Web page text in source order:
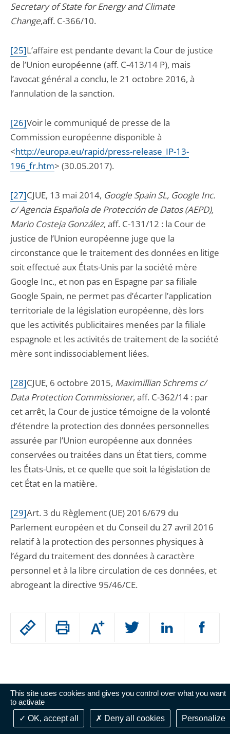
This site uses cookies and gives you control over what you want
to activate
OK, accept all
Deny all cookies Personalize
Passer
pour
arriver
après
Augmenter
ou
de
l'article
pour
Secretary of State for Energy and Climate
Change,aff. C-366/10.
[25]L’affaire est pendante devant la Cour de justice
de l’Union européenne (aff. C-413/14 P), mais
l’avocat général a conclu, le 21 octobre 2016, à
l’annulation de la sanction.
[26]Voir le communiqué de presse de la
Commission européenne disponible à
<http://europa.eu/rapid/press-release_IP-13-
196_fr.htm> (30.05.2017).
[27]CJUE, 13 mai 2014, Google Spain SL, Google Inc.
c/ Agencia Española de Protección de Datos (AEPD),
Mario Costeja González, aff. C-131/12 : la Cour de
justice de l’Union européenne juge que la
circonstance que le traitement des données en litige
soit effectué aux États-Unis par la société mère
Google Inc., et non pas en Espagne par sa filiale
Google Spain, ne permet pas d’écarter l’application
territoriale de la législation européenne, dès lors
que les activités publicitaires menées par la filiale
espagnole et les activités de traitement de la société
mère sont indissociablement liées.
[28]CJUE, 6 octobre 2015, Maximillian Schrems c/
Data Protection Commissioner, aff. C-362/14 : par
cet arrêt, la Cour de justice témoigne de la volonté
d’étendre la protection des données personnelles
assurée par l’Union européenne aux données
conservées ou traitées dans un État tiers, comme
les États-Unis, et ce quelle que soit la législation de
cet État en la matière.
[29]Art. 3 du Règlement (UE) 2016/679 du
Parlement européen et du Conseil du 27 avril 2016
relatif à la protection des personnes physiques à
l’égard du traitement des données à caractère
personnel et à la libre circulation de ces données, et
abrogeant la directive 95/46/CE.
QUI SOMMES-NOUS ?
DÉCISIONS DE JUSTICE